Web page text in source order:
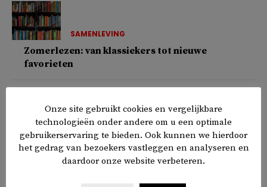
SAMENLEVING
Zomerlezen: van klassiekers tot nieuwe
favorieten
COLUMNS
Hoe de zonden deugden werden en omgekeerd
Onze site gebruikt cookies en vergelijkbare
technologieën onder andere om u een optimale
gebruikerservaring te bieden. Ook kunnen we hierdoor
het gedrag van bezoekers vastleggen en analyseren en
daardoor onze website verbeteren.